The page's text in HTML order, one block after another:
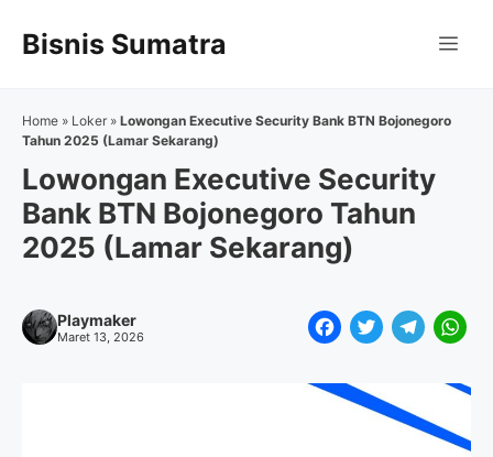
Bisnis Sumatra
Home » Loker » Lowongan Executive Security Bank BTN Bojonegoro
Tahun 2025 (Lamar Sekarang)
Lowongan Executive Security
Bank BTN Bojonegoro Tahun
2025 (Lamar Sekarang)
Playmaker
Maret 13, 2026
F
T
i
T
e
W
t